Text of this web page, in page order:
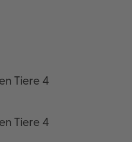
Tiere 4
Tiere 4